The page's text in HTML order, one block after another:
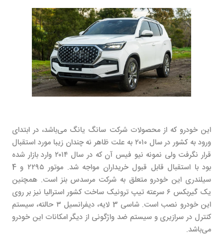
این خودرو که از محصولات شرکت سانگ یانگ می‌باشد، در ابتدای
ورود به کشور در سال ۲۰۱۰ به علت ظاهر نه چندان زیبا مورد استقبال
قرار نگرفت ولی نمونه نیو فیس آن که در سال ۲۰۱۴ وارد بازار شده
بود با استقبال قابل قبول خریداران مواجه شد. موتور ۲۲۹۵ و
4
سیلندری این خودرو متعلق به شرکت مرسدس بنز است. همچنین
یک گیربکس ۶ سرعته تیپ ترونیک ساخت کشور استرالیا نیز بر روی
این خودرو نصب است. شاسی 3 لایه، دیفرانسیل ۳ حالته، سیستم
کنترل در سرازیری و سیستم ضد واژگونی از دیگر امکانات این خودرو
می‌باشد.